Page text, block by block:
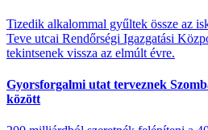
Tizedik alkalommal gyűltek össze az
Teve utcai Rendőrségi Igazgatási
tekintsenek vissza az elmúlt évre.
Gyorsforgalmi utat terveznek
között